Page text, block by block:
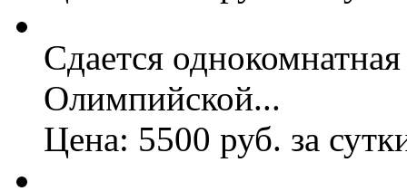
Сдается
Олимпийской...
Цена: 5500 руб. за